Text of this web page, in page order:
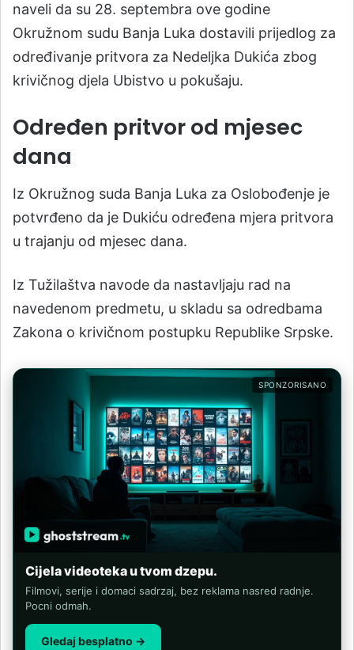
naveli da su 28. septembra ove godine
Okružnom sudu Banja Luka dostavili prijedlog za
određivanje pritvora za Nedeljka Dukića zbog
krivičnog djela Ubistvo u pokušaju.
Određen pritvor od mjesec
dana
Iz Okružnog suda Banja Luka za Oslobođenje je
potvrđeno da je Dukiću određena mjera pritvora
u trajanju od mjesec dana.
Iz Tužilaštva navode da nastavljaju rad na
navedenom predmetu, u skladu sa odredbama
Zakona o krivičnom postupku Republike Srpske.
SPONZORISANO
Cijela videoteka u tvom dzepu.
Filmovi, serije i domaci sadrzaj, bez reklama nasred radnje.
Pocni odmah.
Gledaj besplatno →